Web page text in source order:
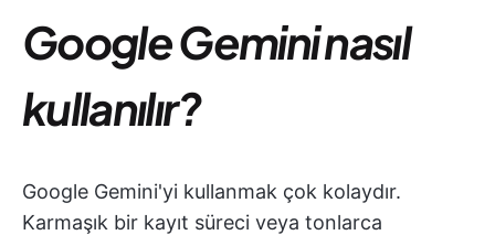
Google Gemini nasıl
kullanılır?
Google Gemini'yi kullanmak çok kolaydır.
Karmaşık bir kayıt süreci veya tonlarca